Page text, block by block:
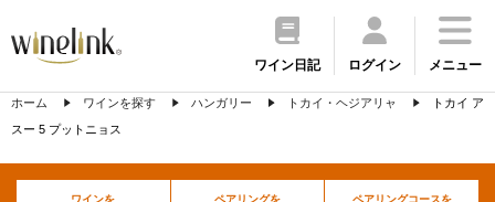
ワイン日記 ログイン メニュー
ホーム ワインを探す ハンガリー トカイ・ヘジアリャ
トカイ ア
スー 5 プットニョス
ワインを
ペアリングを
ペアリングコースを